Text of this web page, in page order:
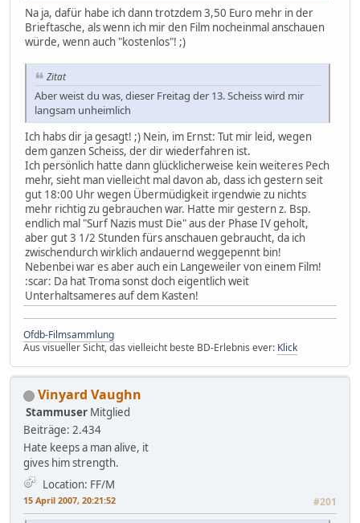
Na ja, dafür habe ich dann trotzdem 3,50 Euro mehr in der
Brieftasche, als wenn ich mir den Film nocheinmal anschauen
würde, wenn auch "kostenlos"! ;)
Zitat
Aber weist du was, dieser Freitag der 13. Scheiss wird mir
langsam unheimlich
Ich habs dir ja gesagt! ;) Nein, im Ernst: Tut mir leid, wegen
dem ganzen Scheiss, der dir wiederfahren ist.
Ich persönlich hatte dann glücklicherweise kein weiteres Pech
mehr, sieht man vielleicht mal davon ab, dass ich gestern seit
gut 18:00 Uhr wegen Übermüdigkeit irgendwie zu nichts
mehr richtig zu gebrauchen war. Hatte mir gestern z. Bsp.
endlich mal "Surf Nazis must Die" aus der Phase IV geholt,
aber gut 3 1/2 Stunden fürs anschauen gebraucht, da ich
zwischendurch wirklich andauernd weggepennt bin!
Nebenbei war es aber auch ein Langeweiler von einem Film!
:scar: Da hat Troma sonst doch eigentlich weit
Unterhaltsameres auf dem Kasten!
Ofdb-Filmsammlung
Aus visueller Sicht, das vielleicht beste BD-Erlebnis ever: Klick
Vinyard Vaughn
Stammuser Mitglied
Beiträge: 2.434
Hate keeps a man alive, it
gives him strength.
Location: FF/M
15 April 2007, 20:21:52 #201